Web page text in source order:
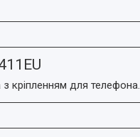
кріпленням для телефона.